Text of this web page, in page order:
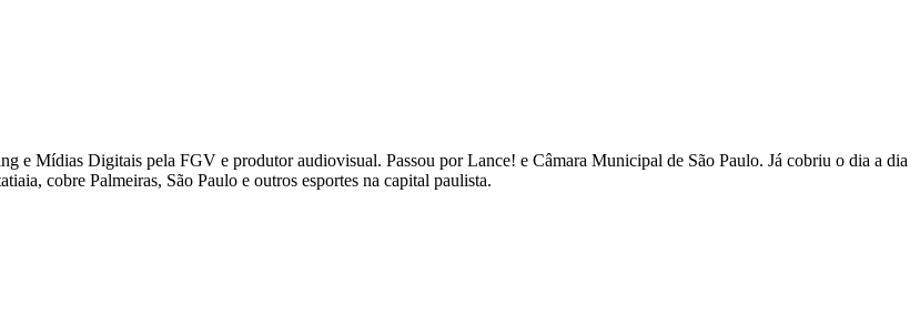
e Mídias Digitais pela FGV e produtor audiovisual. Passou por Lance! e Câmara Municipal de São Paulo. Já cobriu o dia a dia
cobre Palmeiras, São Paulo e outros esportes na capital paulista.